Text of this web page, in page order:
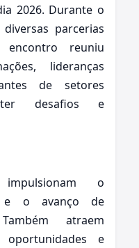
2026. Durante o
parcerias
reuniu
lideranças
de setores
desafios e
o
e o avanço de
atraem
oportunidades e